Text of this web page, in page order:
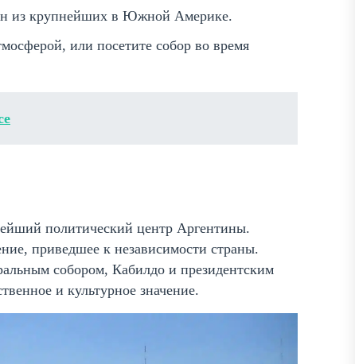
из крупнейших в Южной Америке.
или посетите собор во время
политический центр Аргентины.
приведшее к независимости страны.
собором, Кабилдо и президентским
и культурное значение.